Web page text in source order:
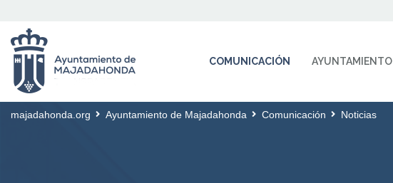
COMUNICACIÓN AYUNTAMIENTO
majadahonda.org Ayuntamiento de Majadahonda Comunicación Noticias